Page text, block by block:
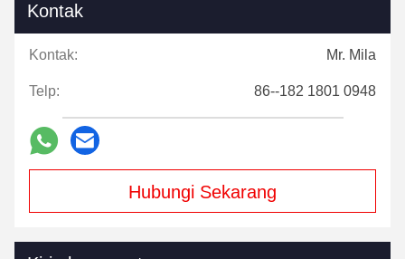
Kontak
Kontak: Mr. Mila
Telp: 86--182 1801 0948
Hubungi Sekarang